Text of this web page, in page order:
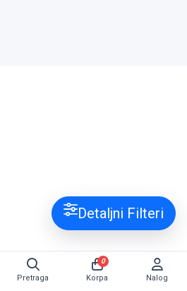
Detaljni Filteri
Pretraga Korpa
0
Nalog